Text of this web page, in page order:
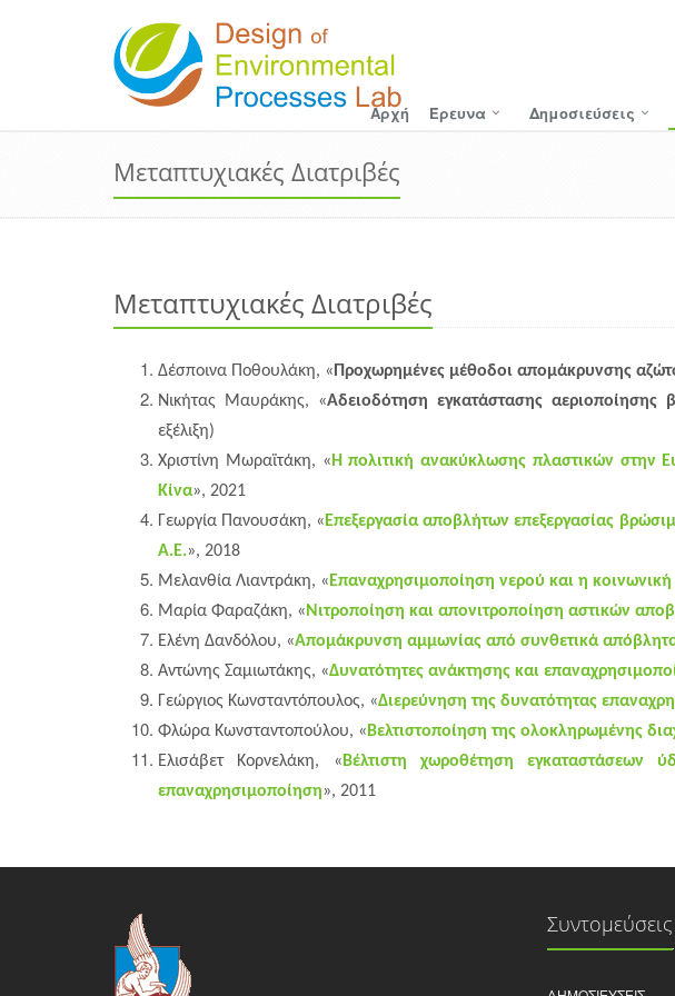
Αρχή Έρευνα Δημοσιεύσεις
Μεταπτυχιακές Διατριβές
Μεταπτυχιακές Διατριβές
Δέσποινα Ποθουλάκη, « Προχωρημένες μέθοδοι απομάκρυνσης
Νικήτας Μαυράκης, «Αδειοδότηση εγκατάστασης αεριοποίησης
εξέλιξη)
Χριστίνη Μωραϊτάκη, « Η πολιτική ανακύκλωσης πλαστικών στην
Κίνα», 2021
Γεωργία Πανουσάκη, « Επεξεργασία αποβλήτων επεξεργασίας
Α.Ε.», 2018
Μελανθία Λιαντράκη, « Επαναχρησιμοποίηση νερού και η
Μαρία Φαραζάκη, «Νιτροποίηση και απονιτροποίηση αστικών
Ελένη Δανδόλου, «Απομάκρυνση αμμωνίας από συνθετικά
Αντώνης Σαμιωτάκης, «Δυνατότητες ανάκτησης και
Γεώργιος Κωνσταντόπουλος, «Διερεύνηση της δυνατότητας
Φλώρα Κωνσταντοπούλου, « Βελτιστοποίηση της ολοκληρωμένης
Ελισάβετ Κορνελάκη, « Βέλτιστη χωροθέτηση
επαναχρησιμοποίηση», 2011
Συντομεύσεις